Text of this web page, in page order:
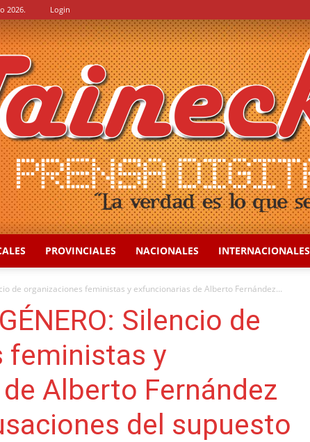
2026. Login
PROVINCIALES NACIONALES INTERNACIONALES
de organizaciones feministas y exfuncionarias de Alberto Fernández...
Silencio de
feministas y
Alberto Fernández
del supuesto